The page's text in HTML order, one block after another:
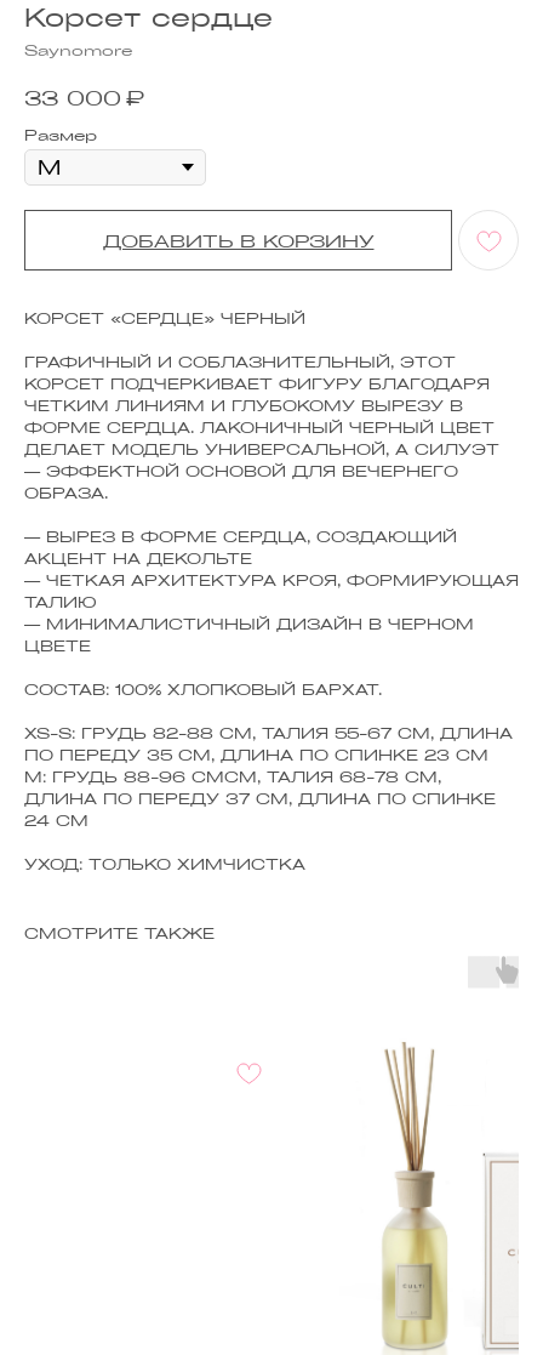
Корсет сердце
Saynomore
33 000 ₽
Размер
ДОБАВИТЬ В КОРЗИНУ
КОРСЕТ «СЕРДЦЕ» ЧЕРНЫЙ
ГРАФИЧНЫЙ И СОБЛАЗНИТЕЛЬНЫЙ, ЭТОТ
КОРСЕТ ПОДЧЕРКИВАЕТ ФИГУРУ БЛАГОДАРЯ
ЧЕТКИМ ЛИНИЯМ И ГЛУБОКОМУ ВЫРЕЗУ В
ФОРМЕ СЕРДЦА. ЛАКОНИЧНЫЙ ЧЕРНЫЙ ЦВЕТ
ДЕЛАЕТ МОДЕЛЬ УНИВЕРСАЛЬНОЙ, А СИЛУЭТ
— ЭФФЕКТНОЙ ОСНОВОЙ ДЛЯ ВЕЧЕРНЕГО
ОБРАЗА.
— ВЫРЕЗ В ФОРМЕ СЕРДЦА, СОЗДАЮЩИЙ
АКЦЕНТ НА ДЕКОЛЬТЕ
— ЧЕТКАЯ АРХИТЕКТУРА КРОЯ, ФОРМИРУЮЩАЯ
ТАЛИЮ
— МИНИМАЛИСТИЧНЫЙ ДИЗАЙН В ЧЕРНОМ
ЦВЕТЕ
СОСТАВ: 100% ХЛОПКОВЫЙ БАРХАТ.
XS-S: ГРУДЬ 82-88 СМ, ТАЛИЯ 55-67 СМ, ДЛИНА
ПО ПЕРЕДУ 35 СМ, ДЛИНА ПО СПИНКЕ 23 СМ
M: ГРУДЬ 88-96 СМСМ, ТАЛИЯ 68-78 СМ,
ДЛИНА ПО ПЕРЕДУ 37 СМ, ДЛИНА ПО СПИНКЕ
24 СМ
УХОД: ТОЛЬКО ХИМЧИСТКА
СМОТРИТЕ ТАКЖЕ